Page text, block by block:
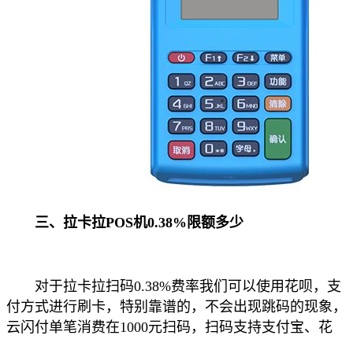
三、拉卡拉POS机0.38%限额多少
对于拉卡拉扫码0.38%费率我们可以使用花呗，支
付方式进行刷卡，特别靠谱的，不会出现跳码的现象，
云闪付单笔消费在1000元扫码，扫码支持支付宝、花